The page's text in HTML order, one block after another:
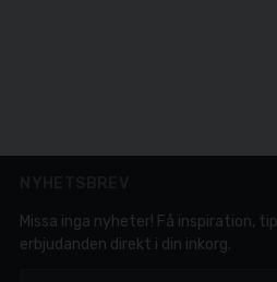
Missa inga nyheter! Få inspiration,
erbjudanden direkt i din inkorg.